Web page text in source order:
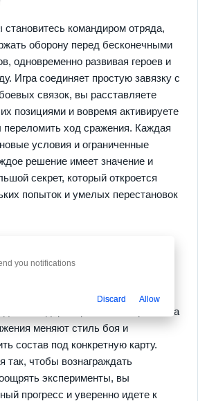
становитесь командиром отряда,
оборону перед бесконечными
одновременно развивая героев и
Игра соединяет простую завязку с
связок, вы расставляете
позициями и вовремя активируете
переломить ход сражения. Каждая
условия и ограниченные
решение имеет значение и
секрет, который откроется
попыток и умелых перестановок
нужно комбинировать, также
и тихая роль агентов
ведет к ощутимому росту силы
дарят ценные материалы, а
меняют стиль боя и
состав под конкретную карту.
так, чтобы вознаграждать
эксперименты, вы
прогресс и уверенно идете к
you notifications
Discard Allow